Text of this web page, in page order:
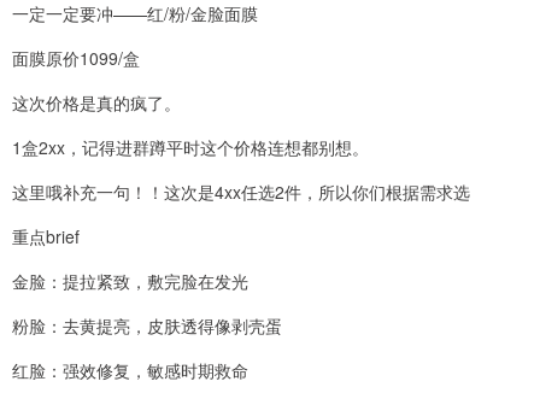
一定一定要冲——红/粉/金脸面膜
面膜原价1099/盒
这次价格是真的疯了。
1盒2xx，记得进群蹲平时这个价格连想都别想。
这里哦补充一句！！这次是4xx任选2件，所以你们根据需求选
重点brief
金脸：提拉紧致，敷完脸在发光
粉脸：去黄提亮，皮肤透得像剥壳蛋
红脸：强效修复，敏感时期救命